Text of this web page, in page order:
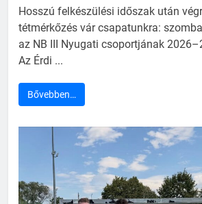
Hosszú felkészülési időszak után
tétmérkőzés vár csapatunkra:
az NB III Nyugati csoportjának
Az Érdi ...
Bővebben…